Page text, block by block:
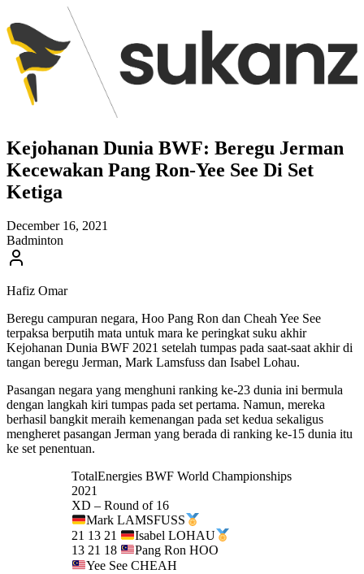
Kejohanan Dunia BWF: Beregu Jerman
Kecewakan Pang Ron-Yee See Di Set
Ketiga
December 16, 2021
Badminton
Hafiz Omar
Beregu campuran negara, Hoo Pang Ron dan Cheah Yee See
terpaksa berputih mata untuk mara ke peringkat suku akhir
Kejohanan Dunia BWF 2021 setelah tumpas pada saat-saat akhir di
tangan beregu Jerman, Mark Lamsfuss dan Isabel Lohau.
Pasangan negara yang menghuni ranking ke-23 dunia ini bermula
dengan langkah kiri tumpas pada set pertama. Namun, mereka
berhasil bangkit meraih kemenangan pada set kedua sekaligus
mengheret pasangan Jerman yang berada di ranking ke-15 dunia itu
ke set penentuan.
TotalEnergies BWF World Championships
2021
XD – Round of 16
Mark LAMSFUSS
21 13 21
Isabel LOHAU
13 21 18
Pang Ron HOO
Yee See CHEAH